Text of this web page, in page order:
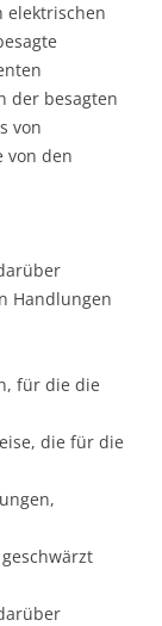
elektrischen
der besagten
von
von den
Handlungen
für die die
die für die